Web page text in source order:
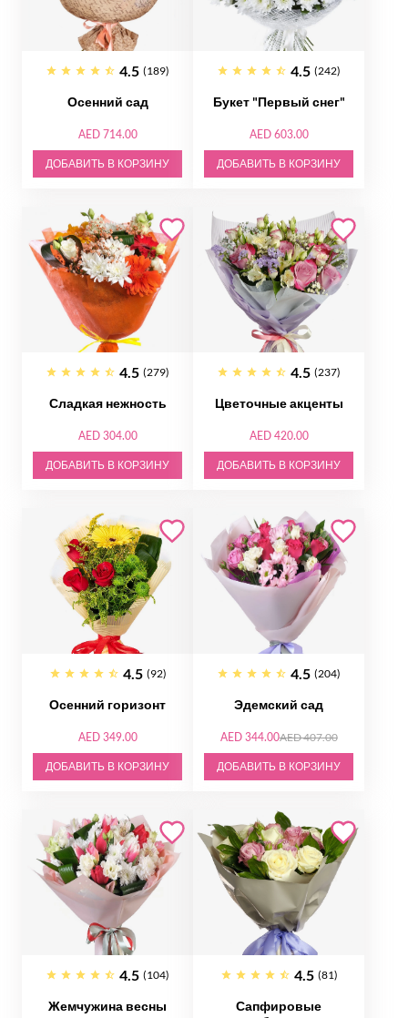
4.5 (189)
Осенний сад
AED 714.00
ДОБАВИТЬ В КОРЗИНУ
4.5 (242)
Букет "Первый снег"
AED 603.00
ДОБАВИТЬ В КОРЗИНУ
4.5 (279)
Сладкая нежность
AED 304.00
ДОБАВИТЬ В КОРЗИНУ
4.5 (237)
Цветочные акценты
AED 420.00
ДОБАВИТЬ В КОРЗИНУ
4.5 (92)
Осенний горизонт
AED 349.00
ДОБАВИТЬ В КОРЗИНУ
4.5 (204)
Эдемский сад
AED 344.00AED 407.00
ДОБАВИТЬ В КОРЗИНУ
4.5 (104)
Жемчужина весны
4.5 (81)
Сапфировые